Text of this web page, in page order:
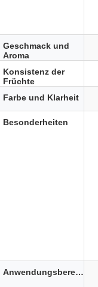
Geschmack und
Aroma
Konsistenz der
Früchte
Farbe und Klarheit
Besonderheiten
Anwendungsbereich